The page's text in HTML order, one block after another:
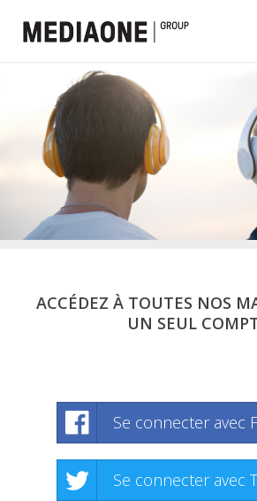
ACCÉDEZ À TOUTES NOS
UN SEUL
Se connecter avec
Se connecter avec